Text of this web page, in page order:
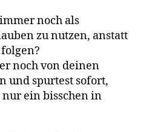
noch als
zu nutzen, anstatt
noch von deinen
und spurtest sofort,
ein bisschen in